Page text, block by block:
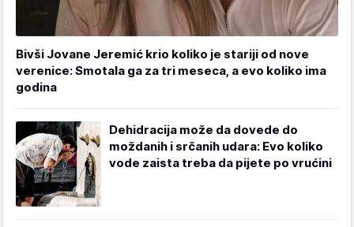
Bivši Jovane Jeremić krio koliko je stariji od nove
verenice: Smotala ga za tri meseca, a evo koliko ima
godina
Dehidracija može da dovede do
moždanih i srčanih udara: Evo koliko
vode zaista treba da pijete po vrućini